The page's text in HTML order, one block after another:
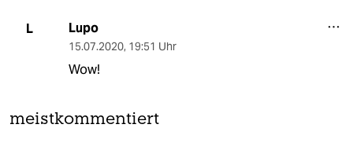
L Lupo
15.07.2020, 19:51 Uhr
Wow!
meistkommentiert